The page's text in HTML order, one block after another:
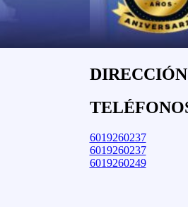
6019260237
6019260237
6019260249